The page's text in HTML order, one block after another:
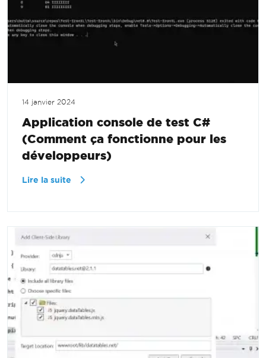
14 janvier 2024
Application console de test C#
(Comment ça fonctionne pour les
développeurs)
Lire la suite